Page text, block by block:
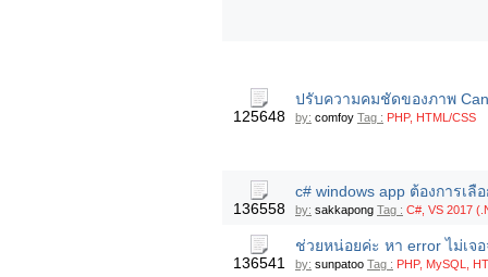
125648
ปรับความคมชัดของภาพ
by: comfoy Tag : PHP, HTML/CSS
136558
c# windows app ต้องการเ
by: sakkapong Tag : C#, VS 2017
136541
ช่วยหน่อยค่ะ หา error ไม่เจ
by: sunpatoo Tag : PHP, MySQL,